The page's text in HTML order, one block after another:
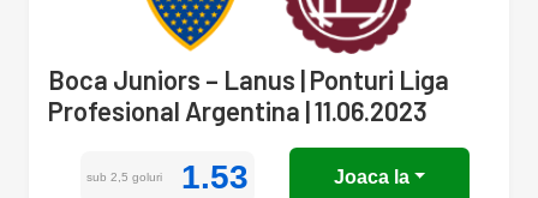
Boca Juniors – Lanus | Ponturi Liga
Profesional Argentina | 11.06.2023
sub 2,5 goluri 1.53 Joaca la